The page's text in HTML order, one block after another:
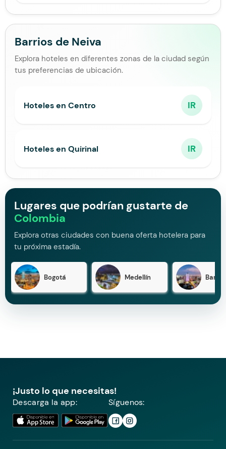
Barrios de Neiva
Explora hoteles en diferentes zonas de la ciudad según
tus preferencias de ubicación.
Hoteles en Centro IR
Hoteles en Quirinal IR
Lugares que podrían gustarte de
Colombia
Explora otras ciudades con buena oferta hotelera para
tu próxima estadía.
Bogotá Medellín
¡Justo lo que necesitas!
Descarga la app: Síguenos: